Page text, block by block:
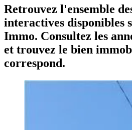
Retrouvez l'ensemble
interactives disponibles
Immo. Consultez les
et trouvez le bien
correspond.